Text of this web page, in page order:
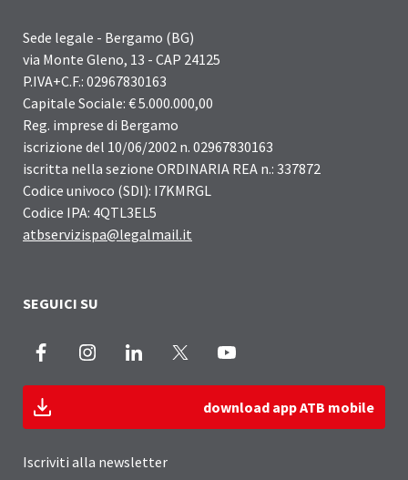
Sede legale - Bergamo (BG)
via Monte Gleno, 13 - CAP 24125
P.IVA+C.F.: 02967830163
Capitale Sociale: € 5.000.000,00
Reg. imprese di Bergamo
iscrizione del 10/06/2002 n. 02967830163
iscritta nella sezione ORDINARIA REA n.: 337872
Codice univoco (SDI): I7KMRGL
Codice IPA: 4QTL3EL5
atbservizispa@legalmail.it
SEGUICI SU
Facebook InstagramLinkedIn
download app ATB mobile
Iscriviti alla newsletter